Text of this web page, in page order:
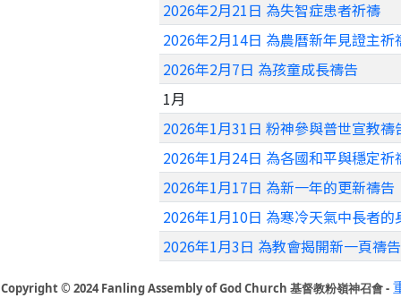
2026年2月21日 為失智症患者祈禱
2026年2月14日 為農曆新年見證主祈
2026年2月7日 為孩童成長禱告
1月
2026年1月31日 粉神參與普世宣教禱
2026年1月24日 為各國和平與穩定祈
2026年1月17日 為新一年的更新禱告
2026年1月10日 為寒冷天氣中長者的
2026年1月3日 為教會揭開新一頁禱告
Copyright © 2024 Fanling Assembly of God Church 基督教粉嶺神召會 -